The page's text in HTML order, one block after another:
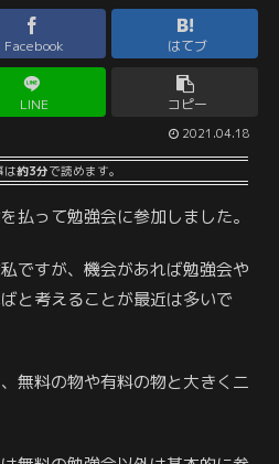
Facebook はてブ
LINE コピー
2021.04.18
は約3分で読めます。
払って勉強会に参加しました。
ですが、機会があれば勉強会や
と考えることが最近は多いで
無料の物や有料の物と大きく二